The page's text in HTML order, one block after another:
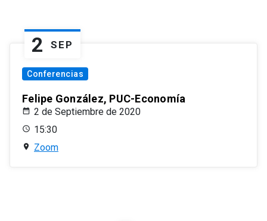
2 SEP
Conferencias
Felipe González, PUC-Economía
2 de Septiembre de 2020
15:30
Zoom